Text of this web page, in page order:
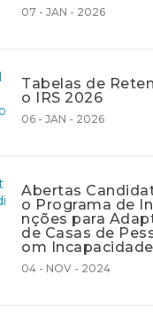
07 - JAN - 2026
Tabelas de
o IRS 2026
06 - JAN - 2026
Abertas
o Programa de
nções para
de Casas de
om Incapacidade
04 - NOV - 2024